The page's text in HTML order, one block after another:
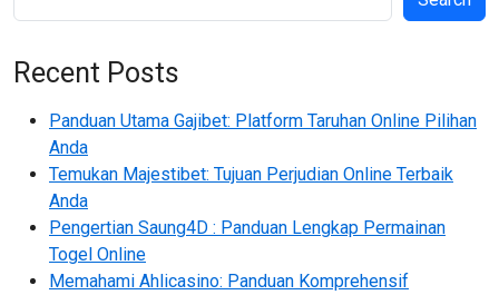
Recent Posts
Panduan Utama Gajibet: Platform Taruhan Online Pilihan
Anda
Temukan Majestibet: Tujuan Perjudian Online Terbaik
Anda
Pengertian Saung4D : Panduan Lengkap Permainan
Togel Online
Memahami Ahlicasino: Panduan Komprehensif